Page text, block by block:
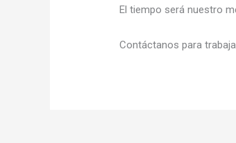
El tiempo será nuestro
Contáctanos para